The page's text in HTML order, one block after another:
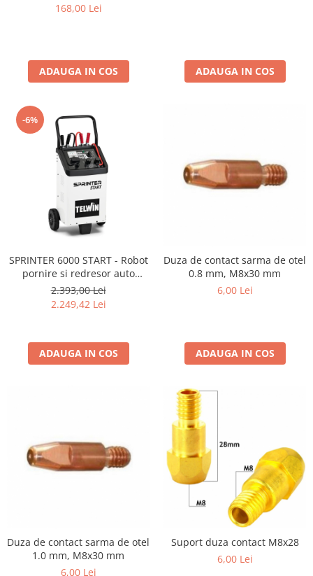
Scule electrice
Ciocane rotopercutoare
Masini de gaurit
Masini de gaurit cu percutie
Masini de insurubat
Masini de insurubat cu impact
Polizoare
Ferastraie electrice
Masini de taiat si stantat
Multi-cuter
Suflante cu aer cald
Pistoale de vopsit
Capsatoare electrice
Maiuri compactoare
Cilindri vibrocompactori
168,00 Lei
ADAUGA IN COS ADAUGA IN COS
-6%
SPRINTER 6000 START - Robot
pornire si redresor auto
TELWIN
2.393,00 Lei
2.249,42 Lei
ADAUGA IN COS
Duza de contact sarma de otel
0.8 mm, M8x30 mm
6,00 Lei
ADAUGA IN COS
Duza de contact sarma de otel
1.0 mm, M8x30 mm
6,00 Lei
Suport duza contact M8x28
6,00 Lei